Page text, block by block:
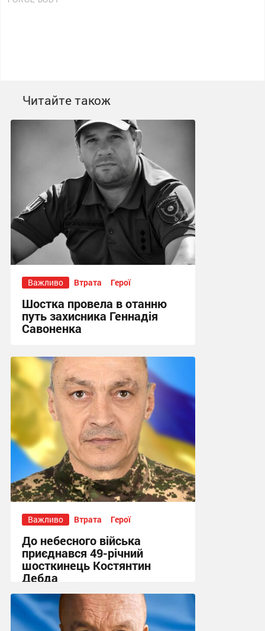
Читайте також
Важливо Втрата Герої
Шостка провела в отанню
путь захисника Геннадія
Савоненка
14:28, 24.07.2026
Важливо Втрата Герої
До небесного війська
приєднався 49-річний
шосткинець Костянтин
Дебда
20:52, 22.07.2026